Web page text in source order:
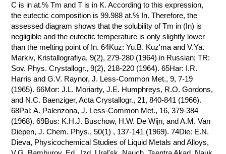
C is in at.% Tm and T is in K. According to this expression,
the eutectic composition is 99.988 at.% In. Therefore, the
assessed diagram shows that the solubility of Tm in (In) is
negligible and the eutectic temperature is only slightly lower
than the melting point of In. 64Kuz: Yu.B. Kuz'ma and V.Ya.
Markiv, Kristallografiya, 9(2), 279-280 (1964) in Russian; TR:
Sov. Phys. Crystallogr., 9(2), 218-220 (1964). 65Har: I.R.
Harris and G.V. Raynor, J. Less-Common Met., 9, 7-19
(1965). 66Mor: J.L. Moriarty, J.E. Humphreys, R.O. Gordons,
and N.C. Baenziger, Acta Crystallogr., 21, 840-841 (1966).
68Pal: A. Palenzona, J. Less-Common Met., 16, 379-384
(1968). 69Bus: K.H.J. Buschow, H.W. De Wijn, and A.M. Van
Diepen, J. Chem. Phys., 50(1) , 137-141 (1969). 74Die: E.N.
Dieva, Physicochemical Studies of Liquid Metals and Alloys,